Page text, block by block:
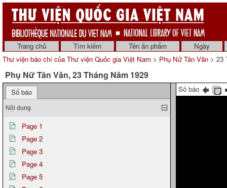
Trang chủ Tìm kiếm Tên ấn phẩm
Ngày
Thư viện báo chí của Thư viện Quốc gia Việt Nam > Phụ Nữ Tân Văn > 23
Phụ Nữ Tân Văn, 23 Tháng Năm 1929
Số báo
Nội dung
Page 1
Page 2
Page 3
Page 4
Page 5
Số báo